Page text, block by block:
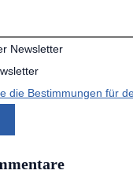
Newsletter
die Bestimmungen für